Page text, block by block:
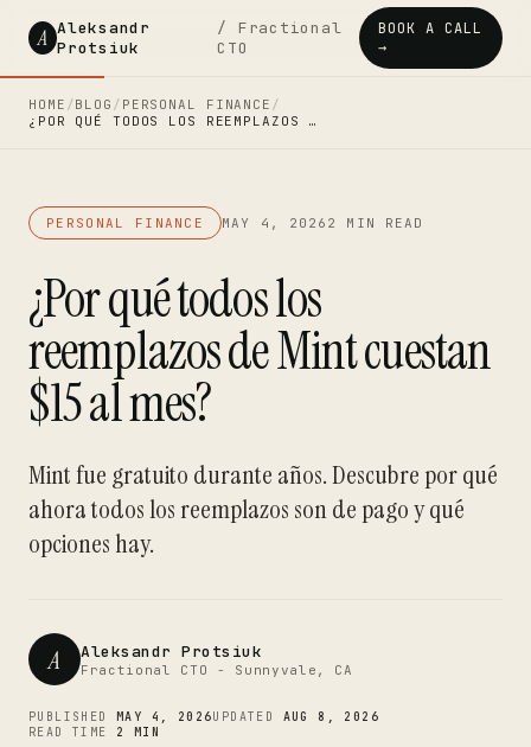
A Aleksandr
Protsiuk
/ Fractional
CTO
BOOK A CALL
→
HOME /BLOG / PERSONAL FINANCE /
¿POR QUÉ TODOS LOS REEMPLAZOS …
PERSONAL FINANCE MAY 4, 2026 2 MIN READ
¿Por qué todos los
reemplazos de Mint cuestan
$15 al mes?
Mint fue gratuito durante años. Descubre por qué
ahora todos los reemplazos son de pago y qué
opciones hay.
A Aleksandr Protsiuk
Fractional CTO - Sunnyvale, CA
PUBLISHED MAY 4, 2026UPDATED AUG 8, 2026
READ TIME 2 MIN